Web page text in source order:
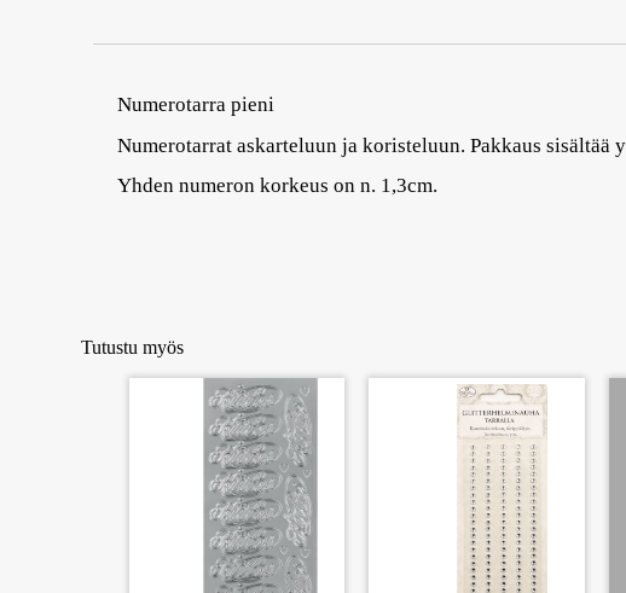
Numerotarra pieni
Numerotarrat askarteluun ja koristeluun. Pakkaus sisältää
Yhden numeron korkeus on n. 1,3cm.
Tutustu myös